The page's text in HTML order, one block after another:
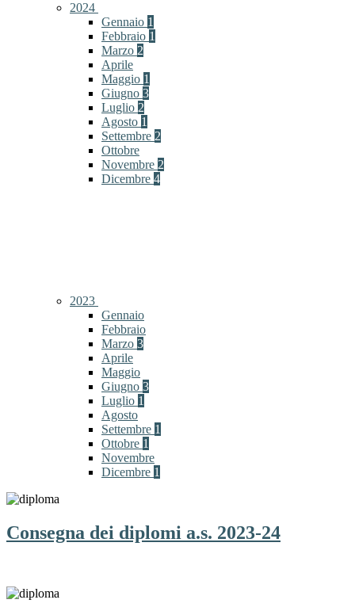
2024
Gennaio 1
Febbraio 1
Marzo 2
Aprile
Maggio 1
Giugno 3
Luglio 2
Agosto 1
Settembre 2
Ottobre
Novembre 2
Dicembre 4
2023
Gennaio
Febbraio
Marzo 3
Aprile
Maggio
Giugno 3
Luglio 1
Agosto
Settembre 1
Ottobre 1
Novembre
Dicembre 1
Consegna dei diplomi a.s. 2023-24